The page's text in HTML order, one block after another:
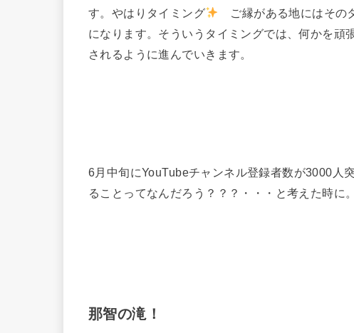
す。やはりタイミング
ご縁がある地にはその
になります。そういうタイミングでは、何かを頑
されるように進んでいきます。
6月中旬にYouTubeチャンネル登録者数が3000人
ることってなんだろう？？？・・・と考えた時に。
那智の滝！